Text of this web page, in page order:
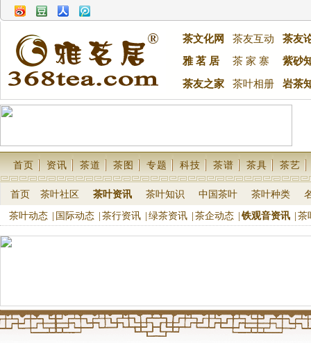
茶文化网 茶友互动
茶友
雅 茗 居
茶 家 寨 紫砂
茶友之家 茶叶相册 岩茶
首页 资讯 茶道 茶图 专题 科技 茶谱 茶具 茶艺
首页 茶叶社区 茶叶资讯 茶叶知识 中国茶叶 茶叶种类
茶叶动态 国际动态 茶行资讯 绿茶资讯 茶企动态 铁观音资讯 茶